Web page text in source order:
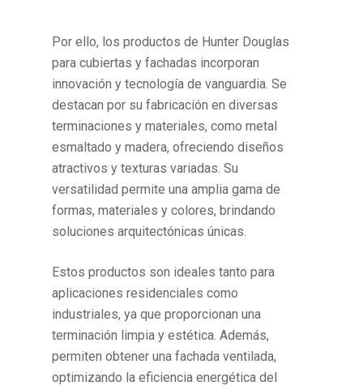
Por ello, los productos de Hunter Douglas
para cubiertas y fachadas incorporan
innovación y tecnología de vanguardia. Se
destacan por su fabricación en diversas
terminaciones y materiales, como metal
esmaltado y madera, ofreciendo diseños
atractivos y texturas variadas. Su
versatilidad permite una amplia gama de
formas, materiales y colores, brindando
soluciones arquitectónicas únicas.
Estos productos son ideales tanto para
aplicaciones residenciales como
industriales, ya que proporcionan una
terminación limpia y estética. Además,
permiten obtener una fachada ventilada,
optimizando la eficiencia energética del